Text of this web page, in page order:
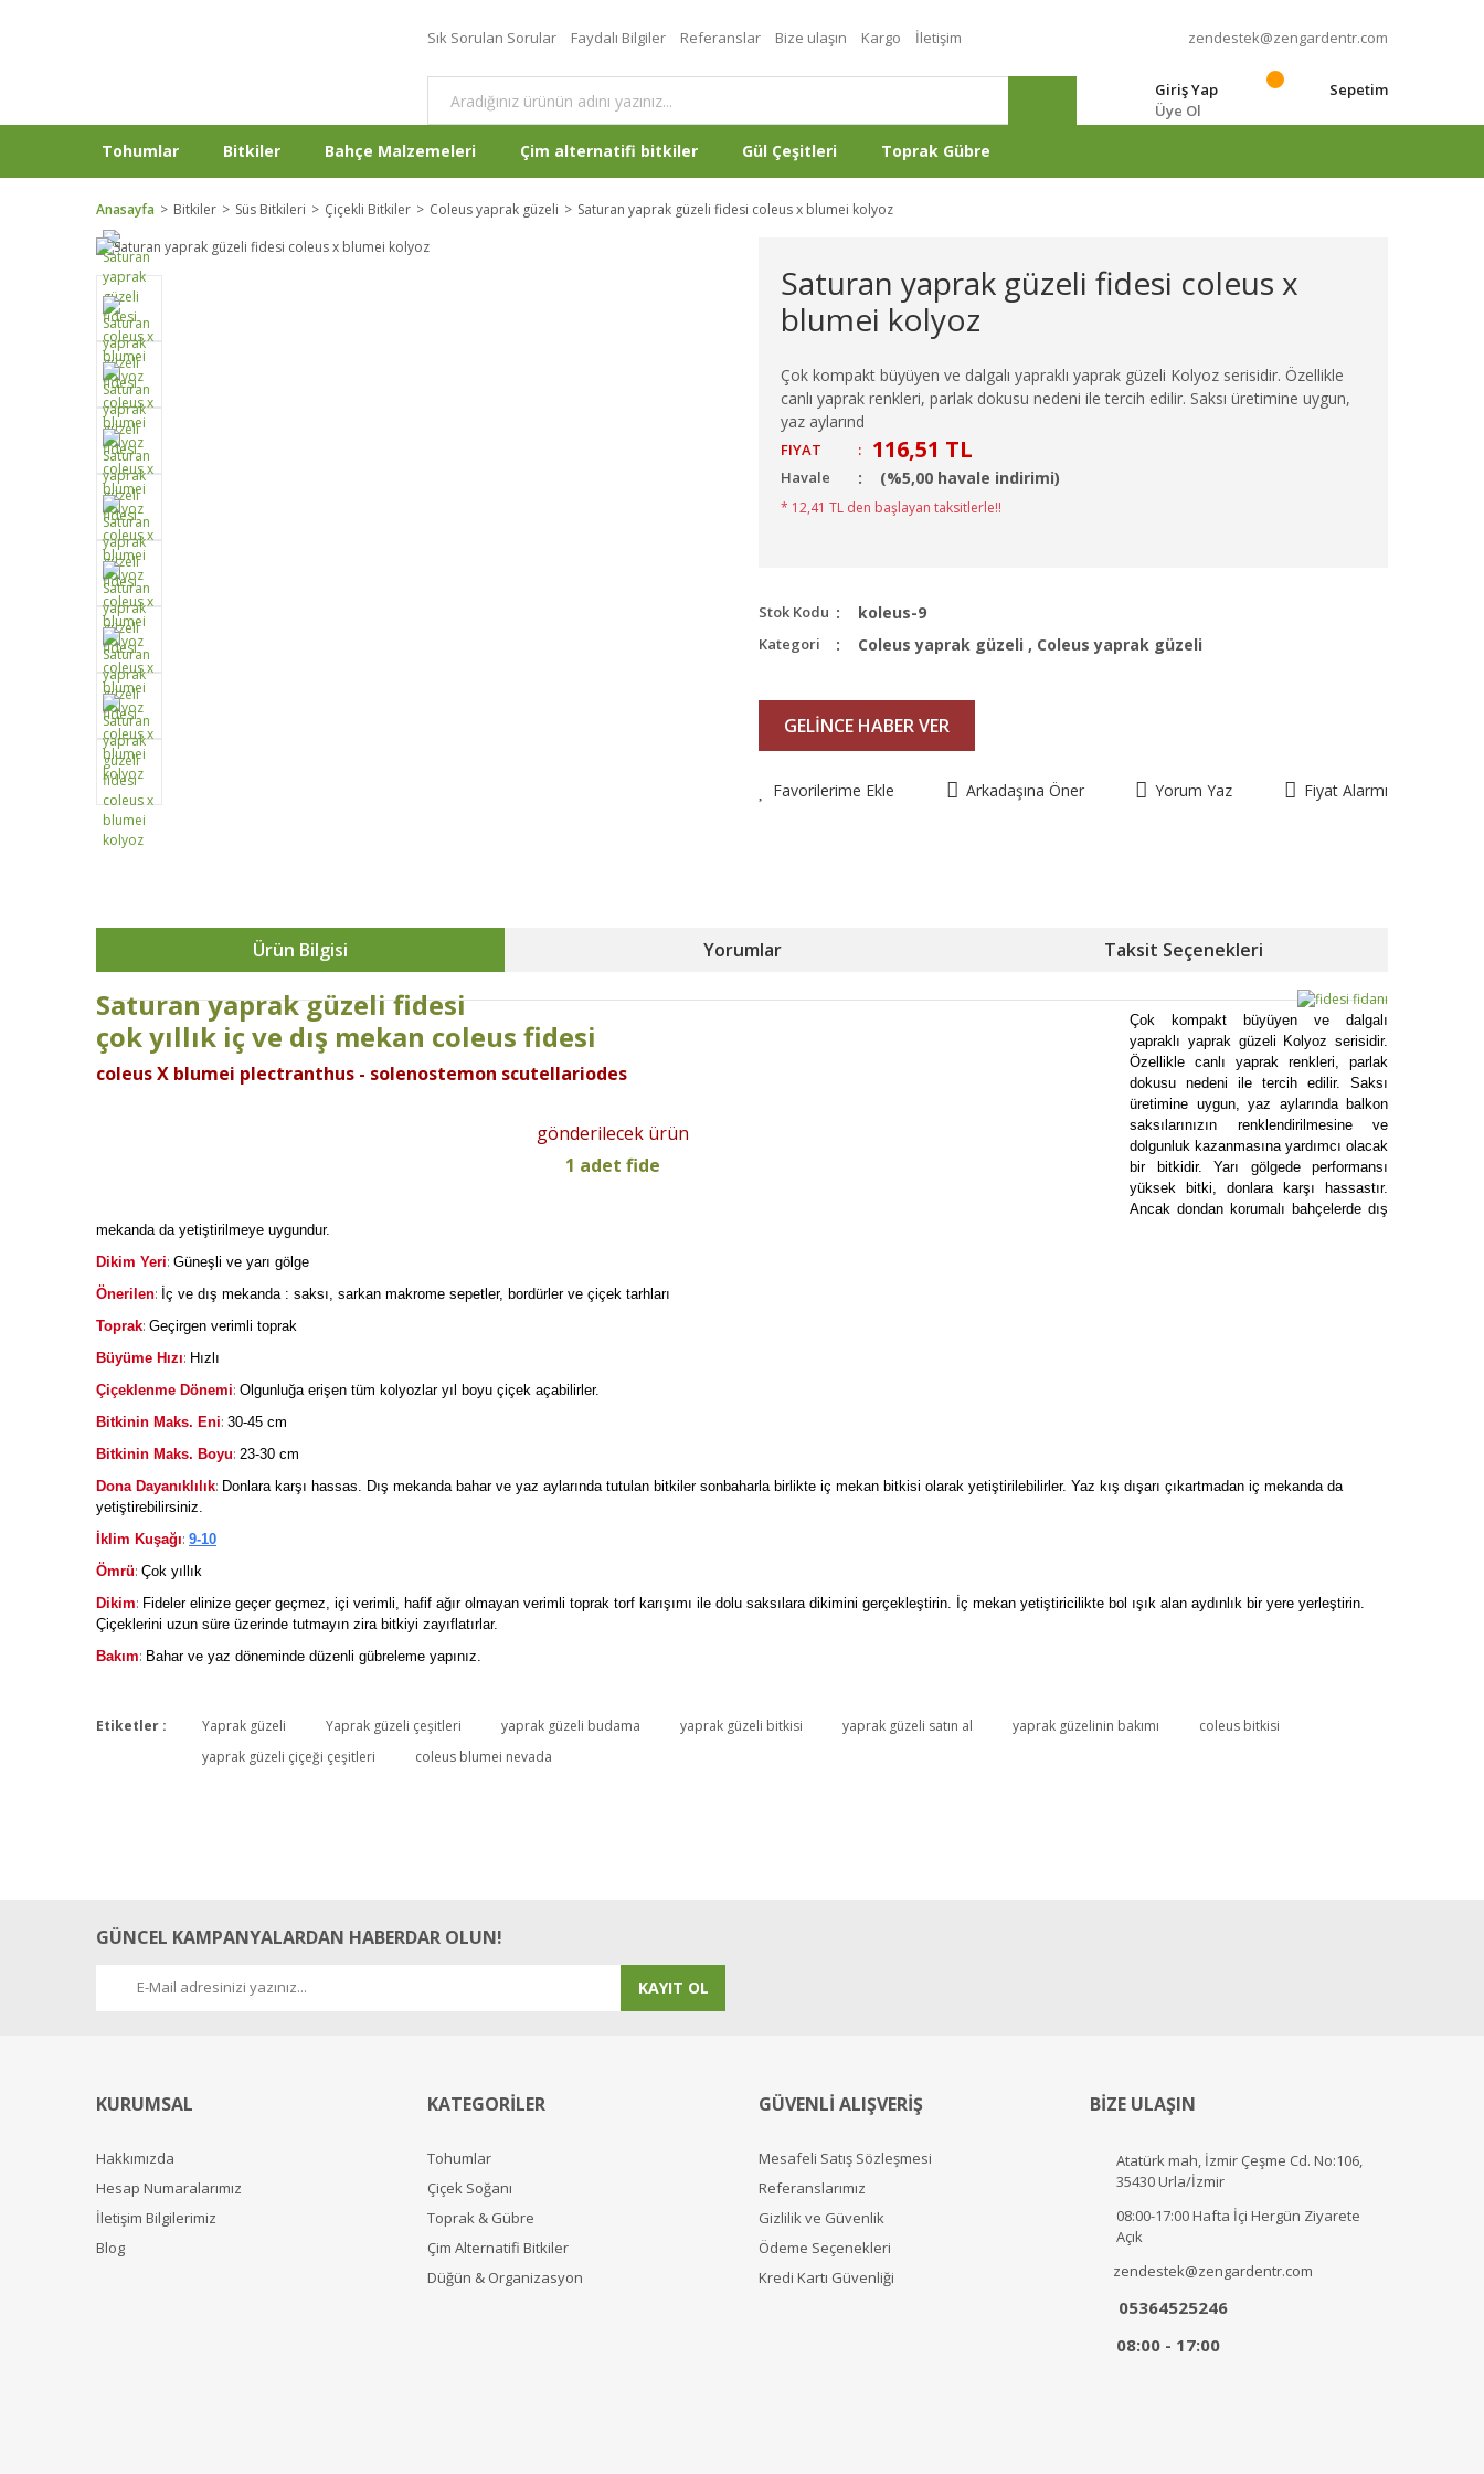
Sık Sorulan Sorular Faydalı Bilgiler Referanslar Bize ulaşın Kargo İletişim zendestek@zengardentr.com
Giriş Yap
Üye Ol
Sepetim
Tohumlar Bitkiler Bahçe Malzemeleri Çim alternatifi bitkiler Gül Çeşitleri Toprak Gübre
Anasayfa Bitkiler Süs Bitkileri Çiçekli Bitkiler Coleus yaprak güzeli Saturan yaprak güzeli fidesi coleus x blumei kolyoz
Saturan yaprak güzeli fidesi coleus x
blumei kolyoz
Çok kompakt büyüyen ve dalgalı yapraklı yaprak güzeli Kolyoz serisidir. Özellikle
canlı yaprak renkleri, parlak dokusu nedeni ile tercih edilir. Saksı üretimine uygun,
yaz aylarınd
FIYAT : 116,51 TL
Havale (%5,00 havale indirimi)
* 12,41 TL den başlayan taksitlerle!!
Stok Kodu koleus-9
Kategori Coleus yaprak güzeli , Coleus yaprak güzeli
GELİNCE HABER VER
Favorilerime Ekle Arkadaşına Öner Yorum Yaz Fiyat Alarmı
Ürün Bilgisi Yorumlar Taksit Seçenekleri
Saturan yaprak güzeli fidesi
çok yıllık iç ve dış mekan coleus fidesi
coleus X blumei plectranthus - solenostemon scutellariodes
gönderilecek ürün
1 adet fide
Çok kompakt büyüyen ve dalgalı
yapraklı yaprak güzeli Kolyoz serisidir.
Özellikle canlı yaprak renkleri, parlak
dokusu nedeni ile tercih edilir. Saksı
üretimine uygun, yaz aylarında balkon
saksılarınızın renklendirilmesine ve
dolgunluk kazanmasına yardımcı olacak
bir bitkidir. Yarı gölgede performansı
yüksek bitki, donlara karşı hassastır.
Ancak dondan korumalı bahçelerde dış
mekanda da yetiştirilmeye uygundur.
Dikim Yeri: Güneşli ve yarı gölge
Önerilen: İç ve dış mekanda : saksı, sarkan makrome sepetler, bordürler ve çiçek tarhları
Toprak: Geçirgen verimli toprak
Büyüme Hızı: Hızlı
Çiçeklenme Dönemi: Olgunluğa erişen tüm kolyozlar yıl boyu çiçek açabilirler.
Bitkinin Maks. Eni: 30-45 cm
Bitkinin Maks. Boyu: 23-30 cm
Dona Dayanıklılık: Donlara karşı hassas. Dış mekanda bahar ve yaz aylarında tutulan bitkiler sonbaharla birlikte iç mekan bitkisi olarak yetiştirilebilirler. Yaz kış dışarı çıkartmadan iç mekanda da
yetiştirebilirsiniz.
İklim Kuşağı: 9-10
Ömrü: Çok yıllık
Dikim: Fideler elinize geçer geçmez, içi verimli, hafif ağır olmayan verimli toprak torf karışımı ile dolu saksılara dikimini gerçekleştirin. İç mekan yetiştiricilikte bol ışık alan aydınlık bir yere yerleştirin.
Çiçeklerini uzun süre üzerinde tutmayın zira bitkiyi zayıflatırlar.
Bakım: Bahar ve yaz döneminde düzenli gübreleme yapınız.
Etiketler : Yaprak güzeli Yaprak güzeli çeşitleri yaprak güzeli budama yaprak güzeli bitkisi yaprak güzeli satın al yaprak güzelinin bakımı
coleus bitkisi
yaprak güzeli çiçeği çeşitleri
coleus blumei nevada
GÜNCEL KAMPANYALARDAN HABERDAR OLUN!
KAYIT OL
KURUMSAL
Hakkımızda
Hesap Numaralarımız
İletişim Bilgilerimiz
Blog
KATEGORİLER
Tohumlar
Çiçek Soğanı
Toprak & Gübre
Çim Alternatifi Bitkiler
Düğün & Organizasyon
GÜVENLİ ALIŞVERİŞ
Mesafeli Satış Sözleşmesi
Referanslarımız
Gizlilik ve Güvenlik
Ödeme Seçenekleri
Kredi Kartı Güvenliği
BİZE ULAŞIN
Atatürk mah, İzmir Çeşme Cd. No:106,
35430 Urla/İzmir
08:00-17:00 Hafta İçi Hergün Ziyarete
Açık
zendestek@zengardentr.com
05364525246
08:00 - 17:00